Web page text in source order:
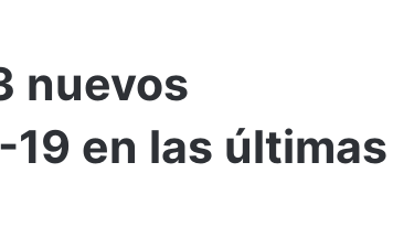
nuevos
en las últimas